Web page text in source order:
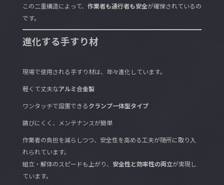
この二重構造によって、 作業者も通行者も安全が確保されているの
です。
進化する手すり材
現場で使用される手すり材は、年々進化しています。
軽くて丈夫なアルミ合金製
ワンタッチで設置できるクランプ一体型タイプ
錆びにくく、メンテナンスが簡単
作業者の負担を減らしつつ、安全性を高める工夫が随所に取り入
れられています。
組立・解体のスピードも上がり、 安全性と効率性の両立が実現し
ています。